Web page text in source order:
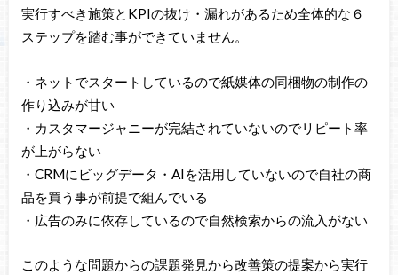
実行すべき施策とKPIの抜け・漏れがあるため全体的な６
ステップを踏む事ができていません。
・ネットでスタートしているので紙媒体の同梱物の制作の
作り込みが甘い
・カスタマージャニーが完結されていないのでリピート率
が上がらない
・CRMにビッグデータ・AIを活用していないので自社の商
品を買う事が前提で組んでいる
・広告のみに依存しているので自然検索からの流入がない
このような問題からの課題発見から改善策の提案から実行